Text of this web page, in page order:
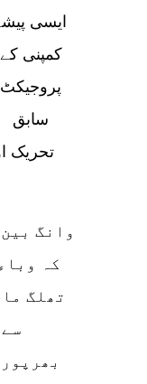
ایسی
کمپنی
سابق
تحریک
کہ
تھلگ